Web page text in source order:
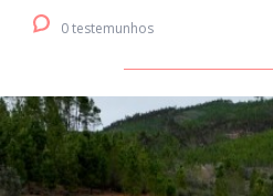
0 testemunhos